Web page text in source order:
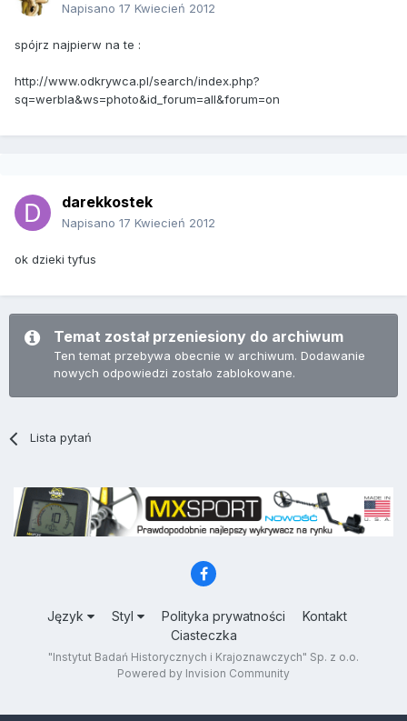
Napisano 17 Kwiecień 2012
spójrz najpierw na te :
http://www.odkrywca.pl/search/index.php?
sq=werbla&ws=photo&id_forum=all&forum=on
darekkostek
Napisano 17 Kwiecień 2012
ok dzieki tyfus
Temat został przeniesiony do archiwum
Ten temat przebywa obecnie w archiwum. Dodawanie
nowych odpowiedzi zostało zablokowane.
Lista pytań
Język Styl Polityka prywatności
Kontakt
Ciasteczka
"Instytut Badań Historycznych i Krajoznawczych" Sp. z o.o.
Powered by Invision Community